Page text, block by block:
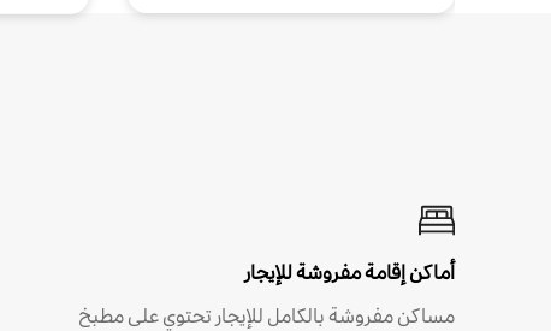
أماكن إقامة مفروشة للإيجار
مساكن مفروشة بالكامل للإيجار تحتوي على مطبخ